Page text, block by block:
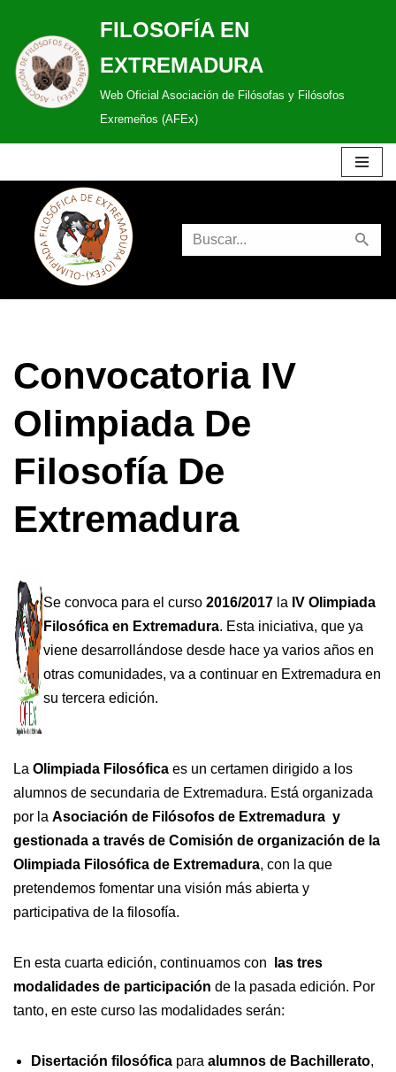
Saltar
al
contenido
FILOSOFÍA EN
EXTREMADURA
Web Oficial Asociación de Filósofas y Filósofos
Exremeños (AFEx)
Convocatoria IV
Olimpiada De
Filosofía De
Extremadura
Se convoca para el curso 2016/2017la IV Olimpiada
Filosófica en Extremadura. Esta iniciativa, que ya
viene desarrollándose desde hace ya varios años en
otras comunidades, va a continuar en Extremadura en
su tercera edición.
La Olimpiada Filosófica es un certamen dirigido a los
alumnos de secundaria de Extremadura. Está organizada
por la Asociación de Filósofos de Extremadura y
gestionada a través de Comisión de organización de la
Olimpiada Filosófica de Extremadura, con la que
pretendemos fomentar una visión más abierta y
participativa de la filosofía.
En esta cuarta edición, continuamos con
las tres
modalidades de participación de la pasada edición. Por
tanto, en este curso las modalidades serán:
Disertación filosófica para alumnos de Bachillerato,